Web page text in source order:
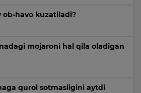
havo kuzatiladi?
mojaroni hal qila oladigan
qurol sotmasligini aytdi